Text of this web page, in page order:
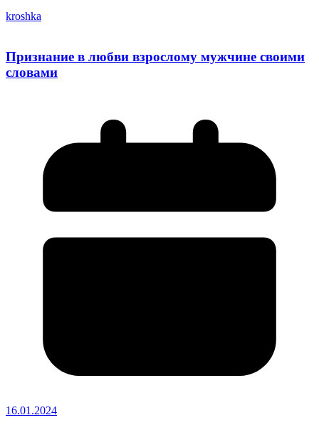
kroshka
Признание в любви взрослому мужчине своими
словами
16.01.2024